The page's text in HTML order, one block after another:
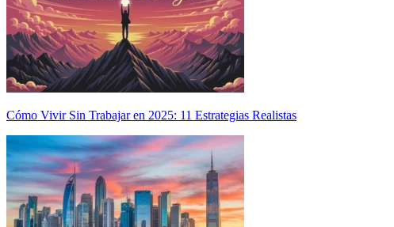
Cómo Vivir Sin Trabajar en 2025: 11 Estrategias Realistas